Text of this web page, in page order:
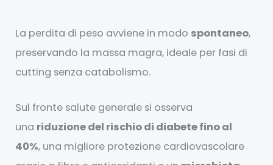
La perdita di peso avviene in modo spontaneo,
preservando la massa magra, ideale per fasi di
cutting senza catabolismo.
Sul fronte salute generale si osserva
una riduzione del rischio di diabete fino al
40%, una migliore protezione cardiovascolare